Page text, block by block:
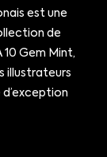
est une
de
Gem Mint,
illustrateurs